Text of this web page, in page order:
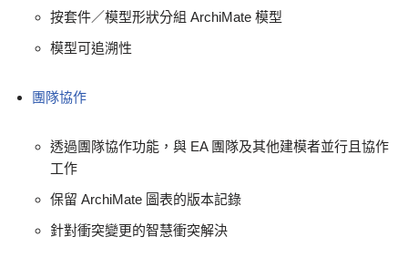
按套件／模型形狀分組 ArchiMate 模型
模型可追溯性
團隊協作
透過團隊協作功能，與 EA 團隊及其他建模者並行且協作
工作
保留 ArchiMate 圖表的版本記錄
針對衝突變更的智慧衝突解決